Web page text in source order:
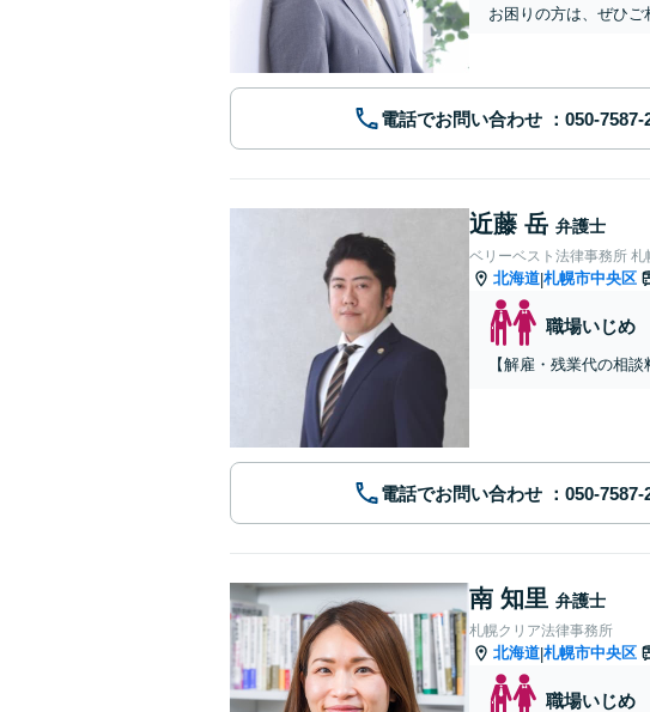
お困りの方は、ぜひご
電話でお問い合わせ
近藤 岳 弁護士
ベリーベスト法律事務所 札
北海道|札幌市中央区
職場いじめ
【解雇・残業代の相
電話でお問い合わせ
南 知里 弁護士
札幌クリア法律事務所
北海道|札幌市中央区
職場いじめ